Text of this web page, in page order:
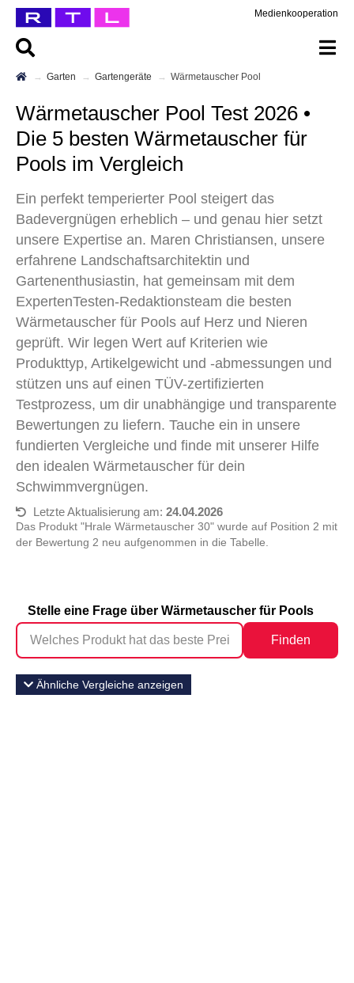
Medienkooperation
Garten Gartengeräte Wärmetauscher Pool
Wärmetauscher Pool Test 2026 •
Die 5 besten Wärmetauscher für
Pools im Vergleich
Ein perfekt temperierter Pool steigert das
Badevergnügen erheblich – und genau hier setzt
unsere Expertise an. Maren Christiansen, unsere
erfahrene Landschaftsarchitektin und
Gartenenthusiastin, hat gemeinsam mit dem
ExpertenTesten-Redaktionsteam die besten
Wärmetauscher für Pools auf Herz und Nieren
geprüft. Wir legen Wert auf Kriterien wie
Produkttyp, Artikelgewicht und -abmessungen und
stützen uns auf einen TÜV-zertifizierten
Testprozess, um dir unabhängige und transparente
Bewertungen zu liefern. Tauche ein in unsere
fundierten Vergleiche und finde mit unserer Hilfe
den idealen Wärmetauscher für dein
Schwimmvergnügen.
Letzte Aktualisierung am: 24.04.2026
Das Produkt "Hrale Wärmetauscher 30" wurde auf Position 2 mit
der Bewertung 2 neu aufgenommen in die Tabelle.
Stelle eine Frage über Wärmetauscher für Pools
Finden
Ähnliche Vergleiche anzeigen